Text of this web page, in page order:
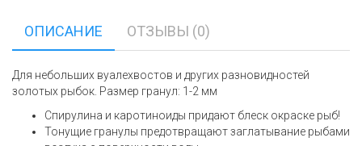
ОПИСАНИЕ ОТЗЫВЫ (0)
Для небольших вуалехвостов и других разновидностей
золотых рыбок. Размер гранул: 1-2 мм
Спирулина и каротиноиды придают блеск окраске рыб!
Тонущие гранулы предотвращают заглатывание рыбами